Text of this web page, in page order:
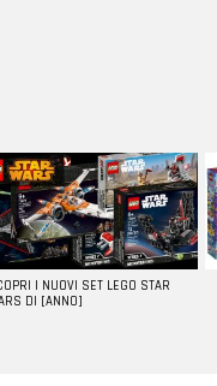
I NUOVI SET LEGO STAR
DI [ANNO]